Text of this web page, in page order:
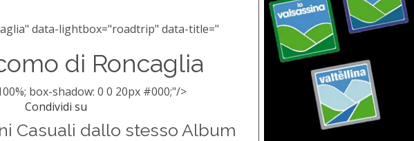
data-lightbox="roadtrip" data-title="
di Roncaglia
box-shadow: 0 0 20px #000;"/>
Condividi su
Casuali dallo stesso Album